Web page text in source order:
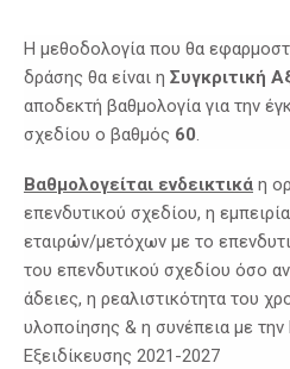
Η μεθοδολογία που θα
δράσης θα είναι η Συγκριτική
αποδεκτή βαθμολογία για την
σχεδίου ο βαθμός 60.
Βαθμολογείται ενδεικτικά η
επενδυτικού σχεδίου, η
εταιρών/μετόχων με το
του επενδυτικού σχεδίου όσο
άδειες, η ρεαλιστικότητα του
υλοποίησης & η συνέπεια με την
Εξειδίκευσης 2021-2027